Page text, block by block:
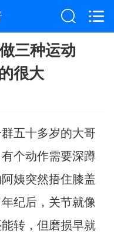
三种运动
很大
五十多岁的大哥
个动作需要深蹲
姨突然捂住膝盖
纪后，关节就像
转，但磨损早就